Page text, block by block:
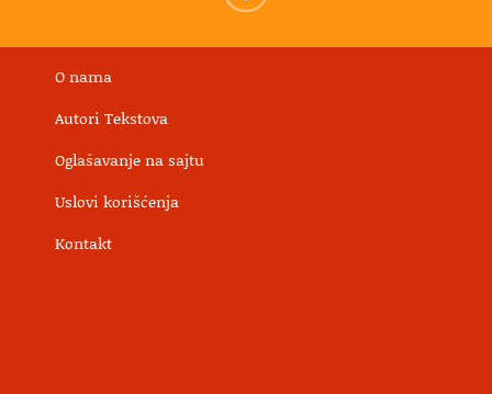
O nama
Autori Tekstova
Oglašavanje na sajtu
Uslovi korišćenja
Kontakt